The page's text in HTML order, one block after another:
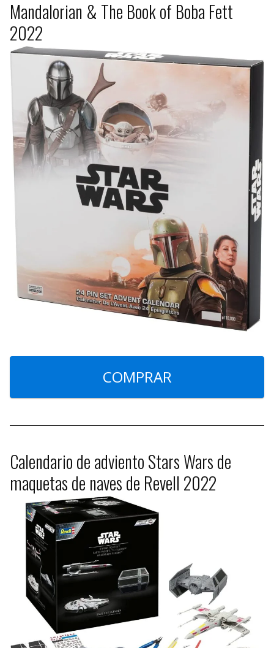
Mandalorian & The Book of Boba Fett
2022
COMPRAR
Calendario de adviento Stars Wars de
maquetas de naves de Revell 2022